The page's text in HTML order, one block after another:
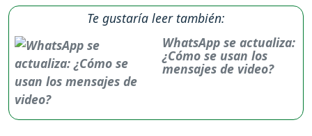
Te gustaría leer también:
WhatsApp se actualiza:
¿Cómo se usan los
mensajes de video?